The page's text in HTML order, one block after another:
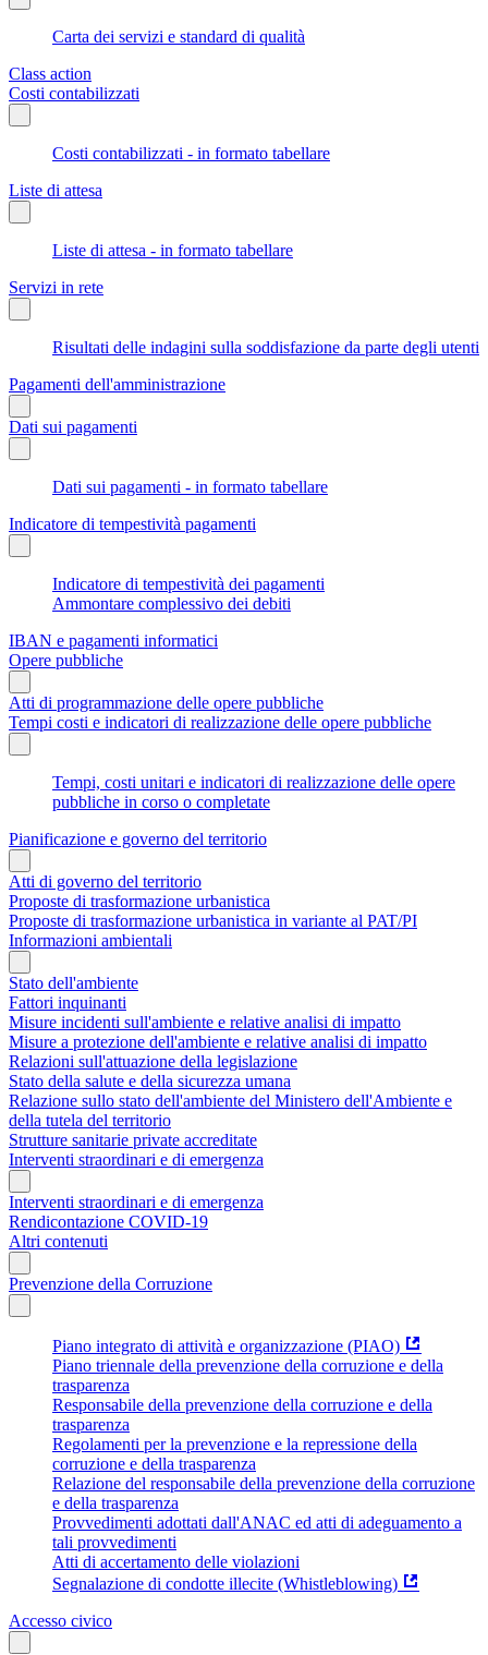
Carta dei servizi e standard di qualità
Class action
Costi contabilizzati
Costi contabilizzati - in formato tabellare
Liste di attesa
Liste di attesa - in formato tabellare
Servizi in rete
Risultati delle indagini sulla soddisfazione da parte degli utenti
Pagamenti dell'amministrazione
Dati sui pagamenti
Dati sui pagamenti - in formato tabellare
Indicatore di tempestività pagamenti
Indicatore di tempestività dei pagamenti
Ammontare complessivo dei debiti
IBAN e pagamenti informatici
Opere pubbliche
Atti di programmazione delle opere pubbliche
Tempi costi e indicatori di realizzazione delle opere pubbliche
Tempi, costi unitari e indicatori di realizzazione delle opere
pubbliche in corso o completate
Pianificazione e governo del territorio
Atti di governo del territorio
Proposte di trasformazione urbanistica
Proposte di trasformazione urbanistica in variante al PAT/PI
Informazioni ambientali
Stato dell'ambiente
Fattori inquinanti
Misure incidenti sull'ambiente e relative analisi di impatto
Misure a protezione dell'ambiente e relative analisi di impatto
Relazioni sull'attuazione della legislazione
Stato della salute e della sicurezza umana
Relazione sullo stato dell'ambiente del Ministero dell'Ambiente e
della tutela del territorio
Strutture sanitarie private accreditate
Interventi straordinari e di emergenza
Interventi straordinari e di emergenza
Rendicontazione COVID-19
Altri contenuti
Prevenzione della Corruzione
Piano integrato di attività e organizzazione (PIAO)
Piano triennale della prevenzione della corruzione e della
trasparenza
Responsabile della prevenzione della corruzione e della
trasparenza
Regolamenti per la prevenzione e la repressione della
corruzione e della trasparenza
Relazione del responsabile della prevenzione della corruzione
e della trasparenza
Provvedimenti adottati dall'ANAC ed atti di adeguamento a
tali provvedimenti
Atti di accertamento delle violazioni
Segnalazione di condotte illecite (Whistleblowing)
Accesso civico